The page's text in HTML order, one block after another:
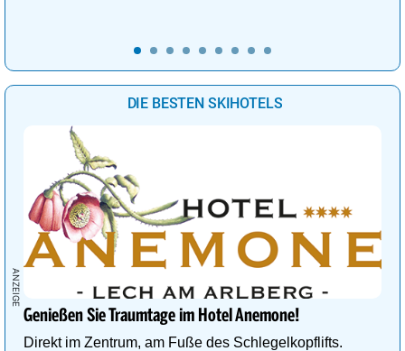
DIE BESTEN SKIHOTELS
Genießen Sie Traumtage im Hotel Anemone!
Direkt im Zentrum, am Fuße des Schlegelkopflifts.